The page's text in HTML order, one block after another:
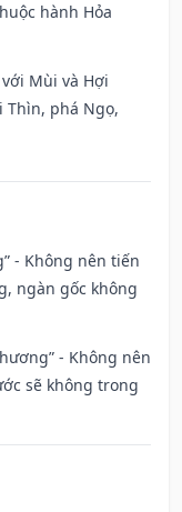
hành Hỏa
Mùi và Hợi
Thìn, phá Ngọ,
- Không nên tiến
ngàn gốc không
- Không nên
sẽ không trong